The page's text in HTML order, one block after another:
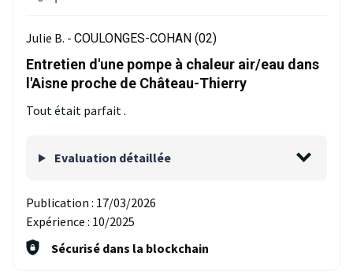
Julie B. - COULONGES-COHAN (02)
Entretien d'une pompe à chaleur air/eau dans
l'Aisne proche de Château-Thierry
Tout était parfait .
Evaluation détaillée
Publication : 17/03/2026
Expérience : 10/2025
Sécurisé dans la blockchain